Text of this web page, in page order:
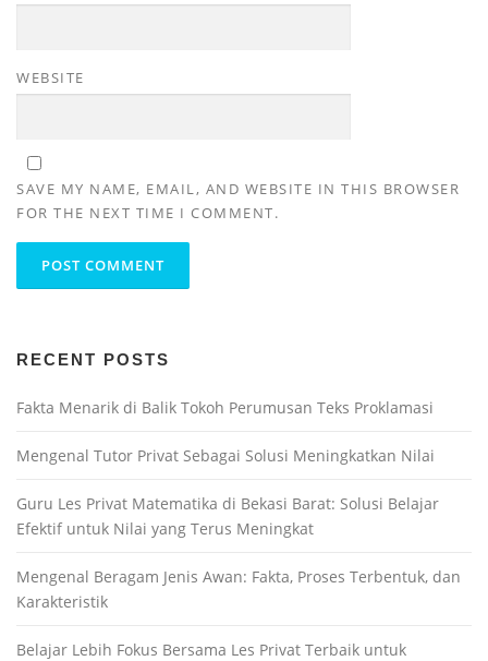
WEBSITE
SAVE MY NAME, EMAIL, AND WEBSITE IN THIS BROWSER
FOR THE NEXT TIME I COMMENT.
RECENT POSTS
Fakta Menarik di Balik Tokoh Perumusan Teks Proklamasi
Mengenal Tutor Privat Sebagai Solusi Meningkatkan Nilai
Guru Les Privat Matematika di Bekasi Barat: Solusi Belajar
Efektif untuk Nilai yang Terus Meningkat
Mengenal Beragam Jenis Awan: Fakta, Proses Terbentuk, dan
Karakteristik
Belajar Lebih Fokus Bersama Les Privat Terbaik untuk